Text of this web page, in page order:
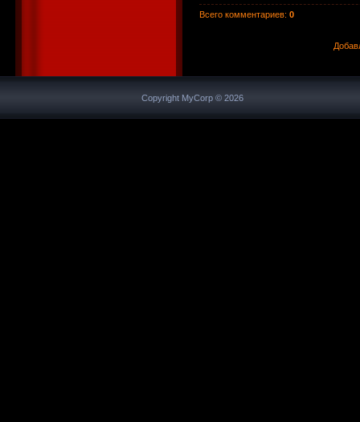
Всего комментариев: 0
Copyright MyCorp © 2026